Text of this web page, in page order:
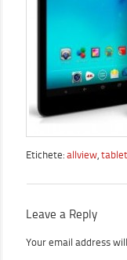
Etichete: allview
Leave a Reply
Your email address